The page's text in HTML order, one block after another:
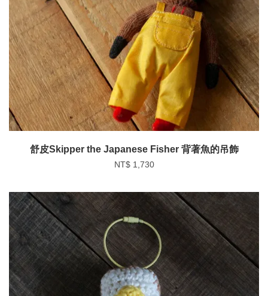
舒皮Skipper the Japanese Fisher 背著魚的吊飾
NT$ 1,730